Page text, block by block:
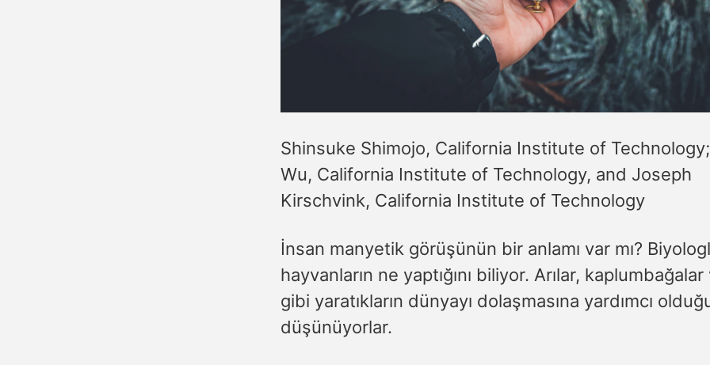
Shinsuke Shimojo, California Institute of
Wu, California Institute of Technology, and Joseph
Kirschvink, California Institute of Technology
İnsan manyetik görüşünün bir anlamı var mı?
hayvanların ne yaptığını biliyor. Arılar,
gibi yaratıkların dünyayı dolaşmasına yardımcı
düşünüyorlar.